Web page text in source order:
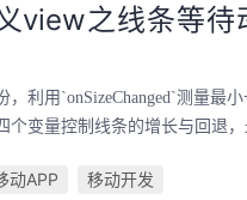
view之线条等待
，利用`onSizeChanged`测量最
个变量控制线条的增长与回退
动APP 移动开发